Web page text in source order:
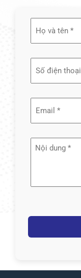
tên
(Required)
Nội